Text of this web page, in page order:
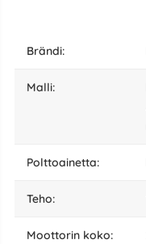
Brändi:
malli:
polttoainetta:
teho:
moottorin koko: